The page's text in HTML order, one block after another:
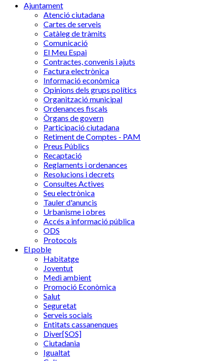
Ajuntament
Atenció ciutadana
Cartes de serveis
Catàleg de tràmits
Comunicació
El Meu Espai
Contractes, convenis i ajuts
Factura electrònica
Informació econòmica
Opinions dels grups polítics
Organització municipal
Ordenances fiscals
Òrgans de govern
Participació ciutadana
Retiment de Comptes - PAM
Preus Públics
Recaptació
Reglaments i ordenances
Resolucions i decrets
Consultes Actives
Seu electrònica
Tauler d'anuncis
Urbanisme i obres
Accés a informació pública
ODS
Protocols
El poble
Habitatge
Joventut
Medi ambient
Promoció Econòmica
Salut
Seguretat
Serveis socials
Entitats cassanenques
Diver[SOS]
Ciutadania
Igualtat